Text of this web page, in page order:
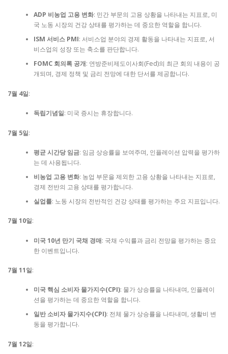
ADP 비농업 고용 변화: 민간 부문의 고용 상황을 나타내는 지표로, 미
국 노동 시장의 건강 상태를 평가하는 데 중요한 역할을 합니다.
ISM 서비스 PMI: 서비스업 분야의 경제 활동을 나타내는 지표로, 서
비스업의 성장 또는 축소를 판단합니다.
FOMC 회의록 공개: 연방준비제도이사회(Fed)의 최근 회의 내용이 공
개되며, 경제 정책 및 금리 전망에 대한 단서를 제공합니다.
7월 4일:
독립기념일: 미국 증시는 휴장합니다.
7월 5일:
평균 시간당 임금: 임금 상승률을 보여주며, 인플레이션 압력을 평가하
는 데 사용됩니다.
비농업 고용 변화: 농업 부문을 제외한 고용 상황을 나타내는 지표로,
경제 전반의 고용 상태를 평가합니다.
실업률: 노동 시장의 전반적인 건강 상태를 평가하는 주요 지표입니다.
7월 10일:
미국 10년 만기 국채 경매: 국채 수익률과 금리 전망을 평가하는 중요
한 이벤트입니다.
7월 11일:
미국 핵심 소비자 물가지수(CPI): 물가 상승률을 나타내며, 인플레이
션을 평가하는 데 중요한 역할을 합니다.
일반 소비자 물가지수(CPI): 전체 물가 상승률을 나타내며, 생활비 변
동을 평가합니다.
7월 12일: